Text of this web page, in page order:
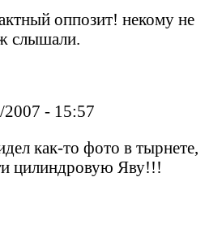
оппозит! некому не
слышали.
- 15:57
как-то фото в тырнете,
цилиндровую Яву!!!